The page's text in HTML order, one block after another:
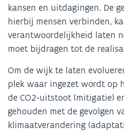
kansen en uitdagingen. De
hierbij mensen verbinden,
verantwoordelijkheid laten
moet bijdragen tot de
Om de wijk te laten
plek waar ingezet wordt op
de CO2-uitstoot (mitigatie)
gehouden met de gevolgen
klimaatverandering